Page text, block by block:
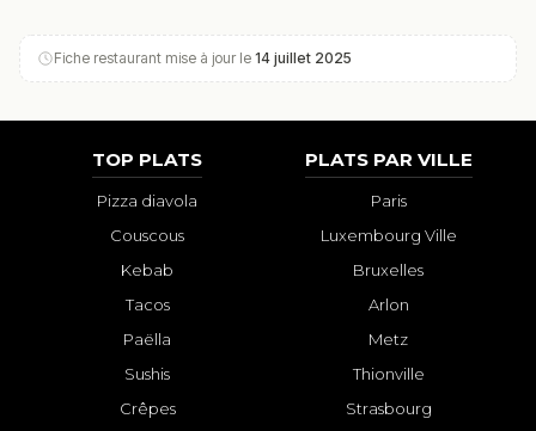
Fiche restaurant mise à jour le 14 juillet 2025
TOP PLATS
Pizza diavola
Couscous
Kebab
Tacos
Paëlla
Sushis
Crêpes
PLATS PAR VILLE
Paris
Luxembourg Ville
Bruxelles
Arlon
Metz
Thionville
Strasbourg